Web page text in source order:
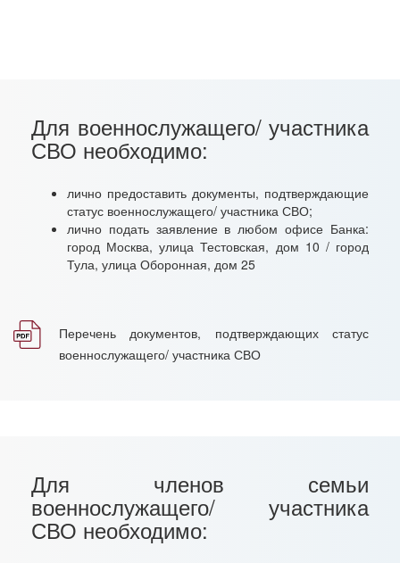
Для военнослужащего/ участника
СВО необходимо:
лично предоставить документы, подтверждающие
статус военнослужащего/ участника СВО;
лично подать заявление в любом офисе Банка:
город Москва, улица Тестовская, дом 10 / город
Тула, улица Оборонная, дом 25
Перечень документов, подтверждающих статус
военнослужащего/ участника СВО
Для членов семьи
военнослужащего/ участника
СВО необходимо: